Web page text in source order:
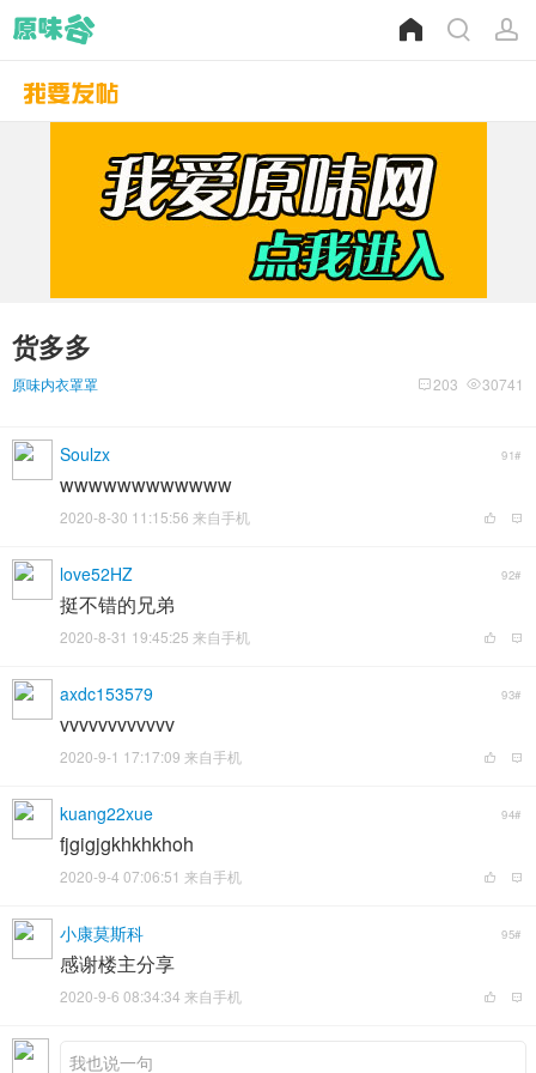
货多多
原味内衣罩罩 30741
203
Soulzx 91#
wwwwwwwwwwww
2020-8-30 11:15:56 来自手机
love52HZ 92#
挺不错的兄弟
2020-8-31 19:45:25 来自手机
axdc153579 93#
vvvvvvvvvvvv
2020-9-1 17:17:09 来自手机
kuang22xue 94#
fjgigjgkhkhkhoh
2020-9-4 07:06:51 来自手机
小康莫斯科 95#
感谢楼主分享
2020-9-6 08:34:34 来自手机